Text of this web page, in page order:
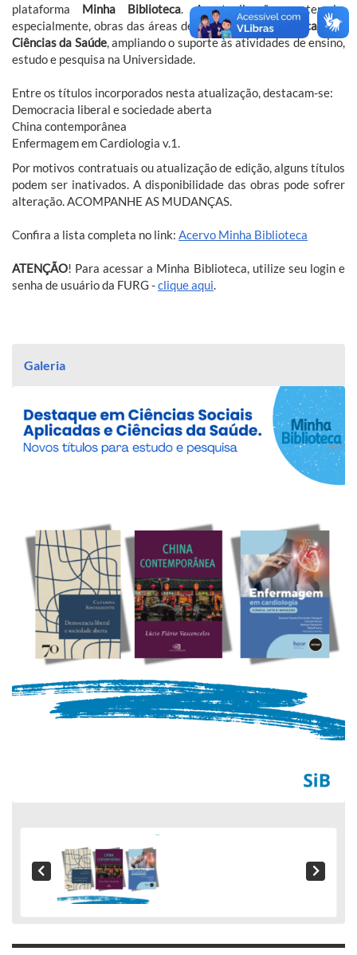
plataforma Minha Biblioteca . A atualização contempla,
especialmente, obras das áreas de Ciências Sociais Aplicadas e
Ciências da Saúde, ampliando o suporte às atividades de ensino,
estudo e pesquisa na Universidade.
Entre os títulos incorporados nesta atualização, destacam-se:
Democracia liberal e sociedade aberta
China contemporânea
Enfermagem em Cardiologia v.1.
Por motivos contratuais ou atualização de edição, alguns títulos
podem ser inativados. A disponibilidade das obras pode sofrer
alteração. ACOMPANHE AS MUDANÇAS.
Confira a lista completa no link: Acervo Minha Biblioteca
ATENÇÃO! Para acessar a Minha Biblioteca, utilize seu login e
senha de usuário da FURG -clique aqui
Galeria